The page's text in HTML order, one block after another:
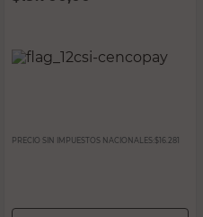
PRECIO SIN IMPUESTOS NACIONALES: $16.281